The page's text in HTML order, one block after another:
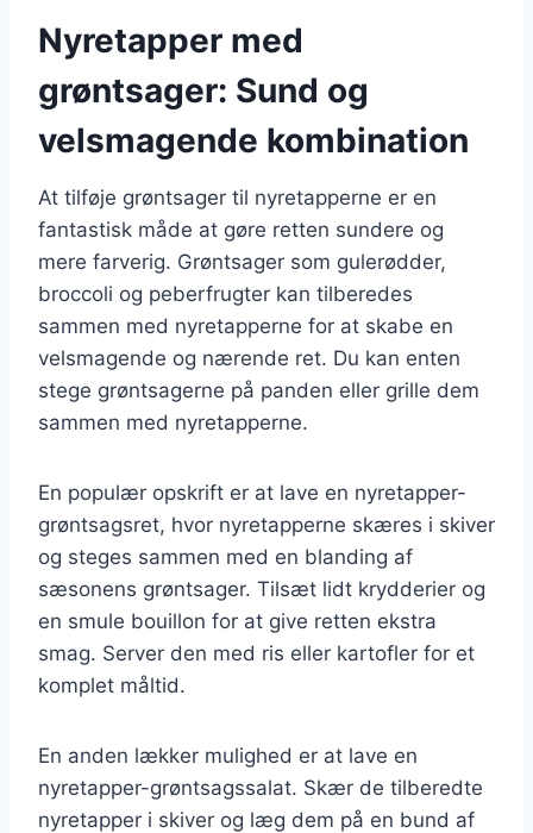
Nyretapper med
grøntsager: Sund og
velsmagende kombination
At tilføje grøntsager til nyretapperne er en
fantastisk måde at gøre retten sundere og
mere farverig. Grøntsager som gulerødder,
broccoli og peberfrugter kan tilberedes
sammen med nyretapperne for at skabe en
velsmagende og nærende ret. Du kan enten
stege grøntsagerne på panden eller grille dem
sammen med nyretapperne.
En populær opskrift er at lave en nyretapper-
grøntsagsret, hvor nyretapperne skæres i skiver
og steges sammen med en blanding af
sæsonens grøntsager. Tilsæt lidt krydderier og
en smule bouillon for at give retten ekstra
smag. Server den med ris eller kartofler for et
komplet måltid.
En anden lækker mulighed er at lave en
nyretapper-grøntsagssalat. Skær de tilberedte
nyretapper i skiver og læg dem på en bund af